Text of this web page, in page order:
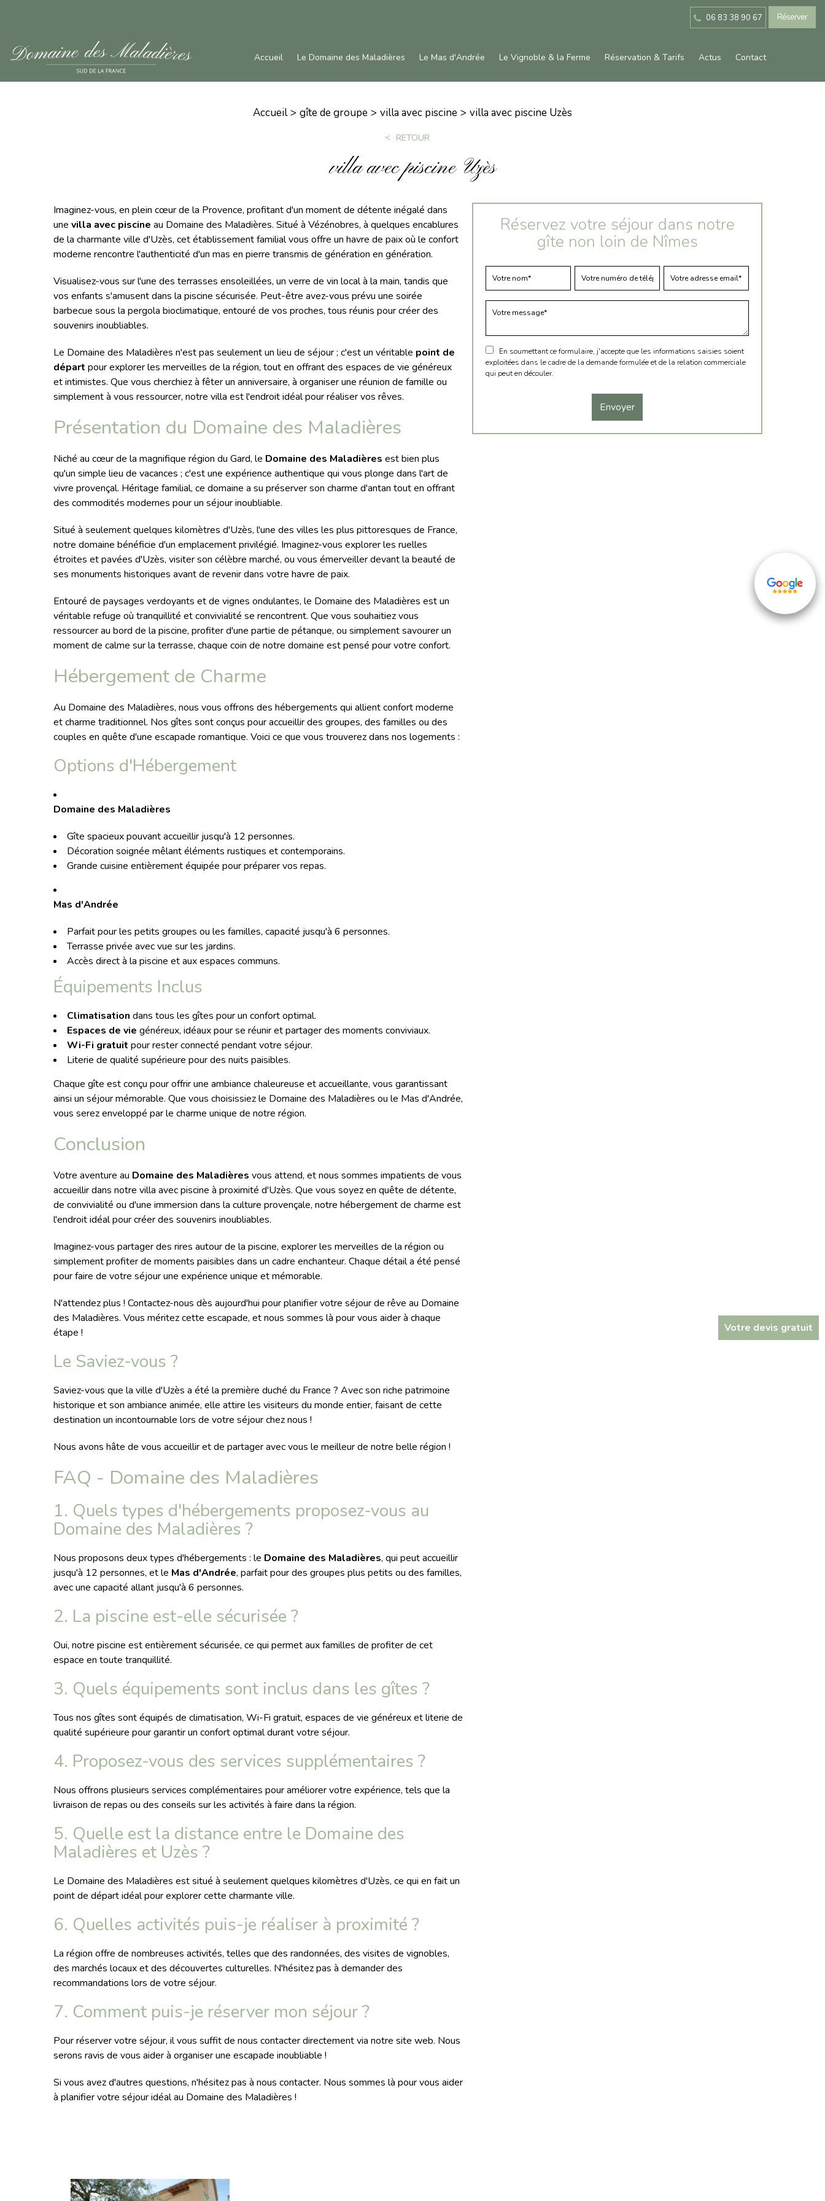
Accueil Le Domaine des Maladières Le Mas d'Andrée Le Vignoble & la Ferme Réservation & Tarifs Actus Contact
06 83 38 90 67 Réserver
Accueil gîte de groupe villa avec piscine villa avec piscine Uzès
RETOUR
villa avec piscine Uzès
Imaginez-vous, en plein cœur de la Provence, profitant d'un moment de détente inégalé dans
une villa avec piscine au Domaine des Maladières. Situé à Vézénobres, à quelques encablures
de la charmante ville d'Uzès, cet établissement familial vous offre un havre de paix où le confort
moderne rencontre l'authenticité d'un mas en pierre transmis de génération en génération.
Visualisez-vous sur l'une des terrasses ensoleillées, un verre de vin local à la main, tandis que
vos enfants s'amusent dans la piscine sécurisée. Peut-être avez-vous prévu une soirée
barbecue sous la pergola bioclimatique, entouré de vos proches, tous réunis pour créer des
souvenirs inoubliables.
Le Domaine des Maladières n'est pas seulement un lieu de séjour ; c'est un véritable point de
départ pour explorer les merveilles de la région, tout en offrant des espaces de vie généreux
et intimistes. Que vous cherchiez à fêter un anniversaire, à organiser une réunion de famille ou
simplement à vous ressourcer, notre villa est l'endroit idéal pour réaliser vos rêves.
Présentation du Domaine des Maladières
Niché au cœur de la magnifique région du Gard, le Domaine des Maladières est bien plus
qu'un simple lieu de vacances ; c'est une expérience authentique qui vous plonge dans l'art de
vivre provençal. Héritage familial, ce domaine a su préserver son charme d'antan tout en offrant
des commodités modernes pour un séjour inoubliable.
Situé à seulement quelques kilomètres d'Uzès, l'une des villes les plus pittoresques de France,
notre domaine bénéficie d'un emplacement privilégié. Imaginez-vous explorer les ruelles
étroites et pavées d'Uzès, visiter son célèbre marché, ou vous émerveiller devant la beauté de
ses monuments historiques avant de revenir dans votre havre de paix.
Entouré de paysages verdoyants et de vignes ondulantes, le Domaine des Maladières est un
véritable refuge où tranquillité et convivialité se rencontrent. Que vous souhaitiez vous
ressourcer au bord de la piscine, profiter d'une partie de pétanque, ou simplement savourer un
moment de calme sur la terrasse, chaque coin de notre domaine est pensé pour votre confort.
Hébergement de Charme
Au Domaine des Maladières, nous vous offrons des hébergements qui allient confort moderne
et charme traditionnel. Nos gîtes sont conçus pour accueillir des groupes, des familles ou des
couples en quête d'une escapade romantique. Voici ce que vous trouverez dans nos logements :
Options d'Hébergement
Domaine des Maladières
Gîte spacieux pouvant accueillir jusqu'à 12 personnes.
Décoration soignée mêlant éléments rustiques et contemporains.
Grande cuisine entièrement équipée pour préparer vos repas.
Mas d'Andrée
Parfait pour les petits groupes ou les familles, capacité jusqu'à 6 personnes.
Terrasse privée avec vue sur les jardins.
Accès direct à la piscine et aux espaces communs.
Équipements Inclus
Climatisation dans tous les gîtes pour un confort optimal.
Espaces de vie généreux, idéaux pour se réunir et partager des moments conviviaux.
Wi-Fi gratuit pour rester connecté pendant votre séjour.
Literie de qualité supérieure pour des nuits paisibles.
Chaque gîte est conçu pour offrir une ambiance chaleureuse et accueillante, vous garantissant
ainsi un séjour mémorable. Que vous choisissiez le Domaine des Maladières ou le Mas d'Andrée,
vous serez enveloppé par le charme unique de notre région.
Conclusion
Votre aventure au Domaine des Maladières vous attend, et nous sommes impatients de vous
accueillir dans notre villa avec piscine à proximité d'Uzès. Que vous soyez en quête de détente,
de convivialité ou d'une immersion dans la culture provençale, notre hébergement de charme est
l'endroit idéal pour créer des souvenirs inoubliables.
Imaginez-vous partager des rires autour de la piscine, explorer les merveilles de la région ou
simplement profiter de moments paisibles dans un cadre enchanteur. Chaque détail a été pensé
pour faire de votre séjour une expérience unique et mémorable.
N'attendez plus ! Contactez-nous dès aujourd'hui pour planifier votre séjour de rêve au Domaine
des Maladières. Vous méritez cette escapade, et nous sommes là pour vous aider à chaque
étape !
Le Saviez-vous ?
Saviez-vous que la ville d'Uzès a été la première duché du France ? Avec son riche patrimoine
historique et son ambiance animée, elle attire les visiteurs du monde entier, faisant de cette
destination un incontournable lors de votre séjour chez nous !
Nous avons hâte de vous accueillir et de partager avec vous le meilleur de notre belle région !
FAQ - Domaine des Maladières
1. Quels types d'hébergements proposez-vous au
Domaine des Maladières ?
Nous proposons deux types d'hébergements : le Domaine des Maladières, qui peut accueillir
jusqu'à 12 personnes, et le Mas d'Andrée, parfait pour des groupes plus petits ou des familles,
avec une capacité allant jusqu'à 6 personnes.
2. La piscine est-elle sécurisée ?
Oui, notre piscine est entièrement sécurisée, ce qui permet aux familles de profiter de cet
espace en toute tranquillité.
3. Quels équipements sont inclus dans les gîtes ?
Tous nos gîtes sont équipés de climatisation, Wi-Fi gratuit, espaces de vie généreux et literie de
qualité supérieure pour garantir un confort optimal durant votre séjour.
4. Proposez-vous des services supplémentaires ?
Nous offrons plusieurs services complémentaires pour améliorer votre expérience, tels que la
livraison de repas ou des conseils sur les activités à faire dans la région.
5. Quelle est la distance entre le Domaine des
Maladières et Uzès ?
Le Domaine des Maladières est situé à seulement quelques kilomètres d'Uzès, ce qui en fait un
point de départ idéal pour explorer cette charmante ville.
6. Quelles activités puis-je réaliser à proximité ?
La région offre de nombreuses activités, telles que des randonnées, des visites de vignobles,
des marchés locaux et des découvertes culturelles. N'hésitez pas à demander des
recommandations lors de votre séjour.
7. Comment puis-je réserver mon séjour ?
Pour réserver votre séjour, il vous suffit de nous contacter directement via notre site web. Nous
serons ravis de vous aider à organiser une escapade inoubliable !
Si vous avez d'autres questions, n'hésitez pas à nous contacter. Nous sommes là pour vous aider
à planifier votre séjour idéal au Domaine des Maladières !
Réservez votre séjour dans notre
gîte non loin de Nîmes
En soumettant ce formulaire, j'accepte que les informations saisies soient
exploitées dans le cadre de la demande formulée et de la relation commerciale
qui peut en découler.
Votre devis gratuit